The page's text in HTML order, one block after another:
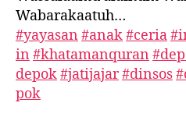
Wabarakaatuh…
#yayasan #anak#ceria
in #khatamanquran
depok#jatijajar#dinsos
pok